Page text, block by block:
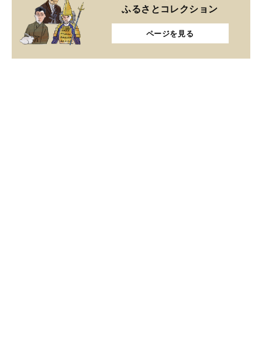
ふるさとコレクション
ページを見る